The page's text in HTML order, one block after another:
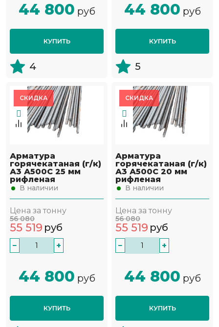
44 800 руб
КУПИТЬ
4
44 800 руб
КУПИТЬ
5
СКИДКА
Арматура
горячекатаная (г/к)
А3 А500С 25 мм
рифленая
В наличии
Цена за тонну
56 080
55 519 руб
− +
44 800 руб
КУПИТЬ
СКИДКА
Арматура
горячекатаная (г/к)
А3 А500С 20 мм
рифленая
В наличии
Цена за тонну
56 080
55 519 руб
− +
44 800 руб
КУПИТЬ